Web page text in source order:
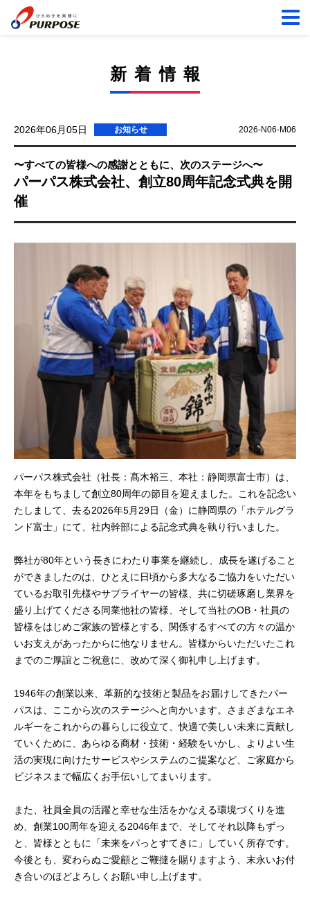
新着情報
2026年06月05日 お知らせ 2026-N06-M06
〜すべての皆様への感謝とともに、次のステージへ〜
パーパス株式会社、創立80周年記念式典を開
催
パーパス株式会社（社長：髙木裕三、本社：静岡県富士市）は、
本年をもちまして創立80周年の節目を迎えました。これを記念い
たしまして、去る2026年5月29日（金）に静岡県の「ホテルグラ
ンド富士」にて、社内幹部による記念式典を執り行いました。
弊社が80年という長きにわたり事業を継続し、成長を遂げること
ができましたのは、ひとえに日頃から多大なるご協力をいただい
ているお取引先様やサプライヤーの皆様、共に切磋琢磨し業界を
盛り上げてくださる同業他社の皆様、そして当社のOB・社員の
皆様をはじめご家族の皆様とする、関係するすべての方々の温か
いお支えがあったからに他なりません。皆様からいただいたこれ
までのご厚誼とご祝意に、改めて深く御礼申し上げます。
1946年の創業以来、革新的な技術と製品をお届けしてきたパー
パスは、ここから次のステージへと向かいます。さまざまなエネ
ルギーをこれからの暮らしに役立て、快適で美しい未来に貢献し
ていくために、あらゆる商材・技術・経験をいかし、よりよい生
活の実現に向けたサービスやシステムのご提案など、ご家庭から
ビジネスまで幅広くお手伝いしてまいります。
また、社員全員の活躍と幸せな生活をかなえる環境づくりを進
め、創業100周年を迎える2046年まで、そしてそれ以降もずっ
と、皆様とともに「未来をパっとすてきに」していく所存です。
今後とも、変わらぬご愛顧とご鞭撻を賜りますよう、末永いお付
き合いのほどよろしくお願い申し上げます。